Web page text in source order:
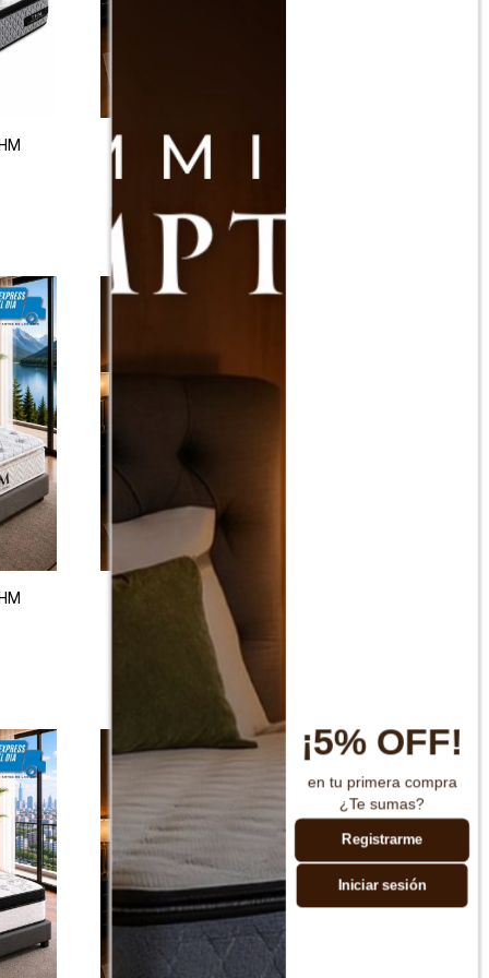
Colchon de resortes Queen THM
Colchon de resortes King THM Rhenium
20.990
¡5% OFF!
en tu primera compra
¿Te sumas?
Registrarme
Iniciar sesión